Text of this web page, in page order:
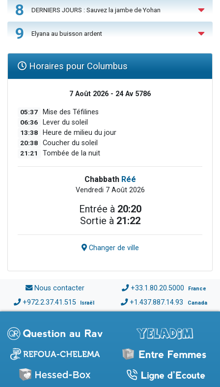
8 DERNIERS JOURS : Sauvez la jambe de Yohan
9 Elyana au buisson ardent
Horaires pour Columbus
7 Août 2026 - 24 Av 5786
05:37 Mise des Téfilines
06:36 Lever du soleil
13:38 Heure de milieu du jour
20:38 Coucher du soleil
21:21 Tombée de la nuit
Chabbath Réé
Vendredi 7 Août 2026
Entrée à 20:20
Sortie à 21:22
Changer de ville
Nous contacter +33.1.80.20.5000 France
+972.2.37.41.515 Israël +1.437.887.14.93 Canada